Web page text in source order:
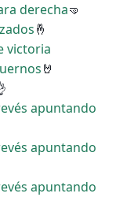
derecha🤜
🤞
victoria
🤘
apuntando
apuntando
apuntando